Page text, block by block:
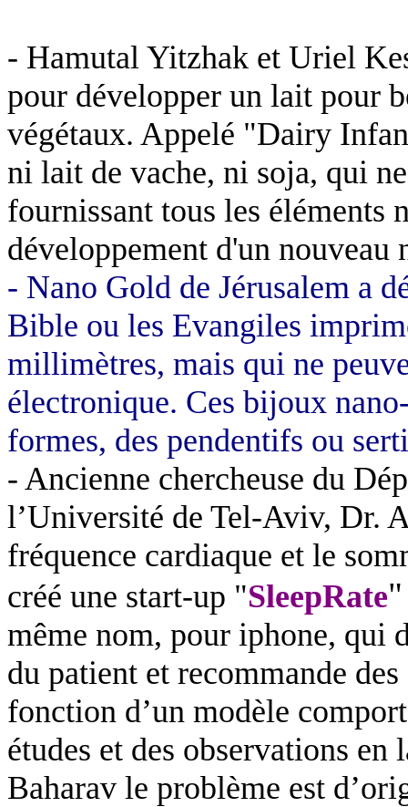
- Hamutal Yitzhak et Uriel
pour développer un lait pour
végétaux. Appelé "Dairy
ni lait de vache, ni soja, qui
fournissant tous les éléments
développement d'un nouveau
- Nano Gold de Jérusalem a
Bible ou les Evangiles
millimètres, mais qui ne
électronique. Ces bijoux
formes, des pendentifs ou
- Ancienne chercheuse du
l’Université de Tel-Aviv, Dr.
fréquence cardiaque et le
créé une start-up "SleepRate"
même nom, pour iphone, qui
du patient et recommande
fonction d’un modèle
études et des observations
Baharav le problème est